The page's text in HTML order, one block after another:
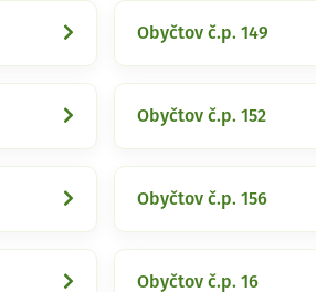
Obyčtov č.p. 149
Obyčtov č.p. 152
Obyčtov č.p. 156
Obyčtov č.p. 16